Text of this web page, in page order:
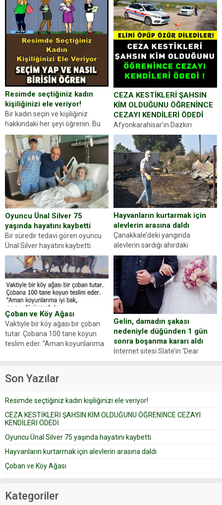
Resimde seçtiğiniz kadın
kişiliğinizi ele veriyor!
Bir kadın seçin ve kişiliğiniz
hakkındaki her şeyi öğrenin. Bu
kez karşınıza oldukça farklı bir
kişilik testiyle çıkıyoruz. Resimde
gördüğünüz kadın figürlerinden
dikkatinizi en...
CEZA KESTİKLERİ ŞAHSIN
KİM OLDUĞUNU ÖĞRENİNCE
CEZAYI KENDİLERİ ÖDEDİ
Afyonkarahisar’ın Dazkırı
ilçesinde trafik uygulaması
yapan jandarma ekipleri
durdurdukları bir otomobilin
sürücüsünden ehliyet ve ruhsat
sorup belgelerini istedi. Sürücü
Abdurrahman Ö.nün verdiği
evraklarda eksik olduğunu...
Oyuncu Ünal Silver 75
yaşında hayatını kaybetti
Bir süredir tedavi gören oyuncu
Ünal Silver hayatını kaybetti.
Haberi, oyuncunun menajerlik
ajansı duyurdu. Renda Güner,
sosyal medya hesabında “Usta
Oyuncumuz ve çok değerli
dostumuz...
Hayvanların kurtarmak için
alevlerin arasına daldı
Çanakkale’deki yangında
alevlerin sardığı ahırdaki
hayvanlarını kurtarmak isteyen
Zeki Demir (66) ölümden döndü.
Yüzünde ve ellerinde yanıklar
oluşan Demir, kâbus dolu anları
anlattı… Merkeze bağlı...
Çoban ve Köy Ağası
Vaktiyle bir köy ağası bir çoban
tutar. Çobana 100 tane koyun
teslim eder. “Aman koyunlarıma
Çoban koyunları alır gider. Aylar...
Gelin, damadın şakası
nedeniyle düğünden 1 gün
sonra boşanma kararı aldı
İnternet sitesi Slate’in ‘Dear
Prudence’ isimli tavsiye köşesine
yapıştırdığı için düğünden...
Son Yazılar
Resimde seçtiğiniz kadın kişiliğinizi ele veriyor!
CEZA KESTİKLERİ ŞAHSIN KİM OLDUĞUNU ÖĞRENİNCE CEZAYI
KENDİLERİ ÖDEDİ
Oyuncu Ünal Silver 75 yaşında hayatını kaybetti
Hayvanların kurtarmak için alevlerin arasına daldı
Çoban ve Köy Ağası
Kategoriler